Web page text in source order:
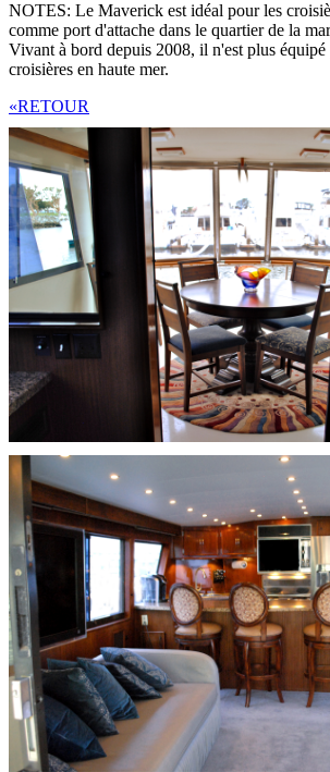
NOTES: Le Maverick est idéal pour les
comme port d'attache dans le quartier de la
Vivant à bord depuis 2008, il n'est plus
croisières en haute mer.
«RETOUR